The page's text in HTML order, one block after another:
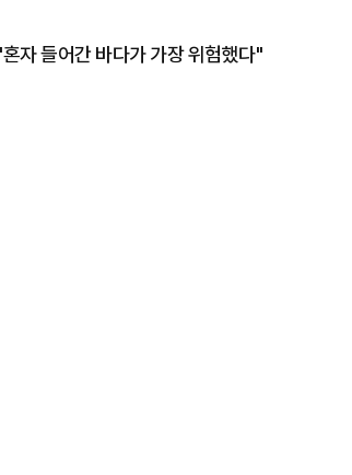
자 들어간 바다가 가장 위험했다"